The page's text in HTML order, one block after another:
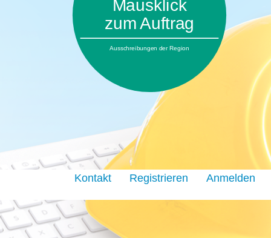
Mausklick
zum Auftrag
Ausschreibungen der Region
Kontakt Registrieren Anmelden